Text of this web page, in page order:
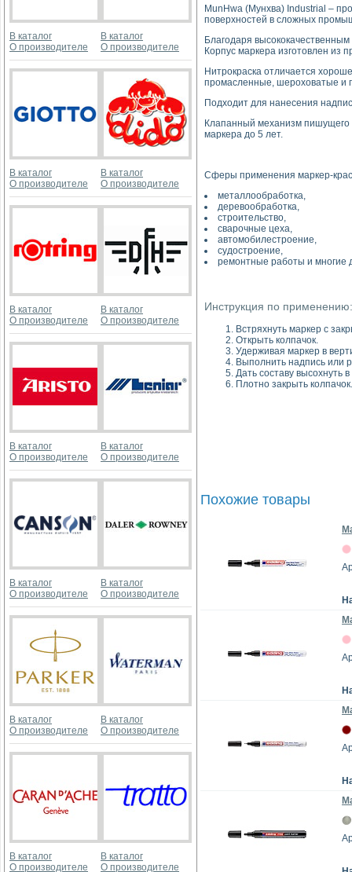
В каталог
О производителе
В каталог
О производителе
В каталог
О производителе
В каталог
О производителе
В каталог
О производителе
В каталог
О производителе
В каталог
О производителе
В каталог
О производителе
В каталог
О производителе
В каталог
О производителе
В каталог
О производителе
В каталог
О производителе
В каталог
О производителе
В каталог
О производителе
MunHwa (Мунхва) Industrial –
поверхностей в сложных
Благодаря
Корпус маркера изготовлен из
Нитрокраска отличается
промасленные, шероховатые и
Подходит для нанесения
Клапанный механизм пишущего
маркера до 5 лет.
Сферы применения маркер-
металлообработка,
деревообработка,
строительство,
сварочные цеха,
автомобилестроение,
судостроение,
ремонтные работы и многие
Инструкция по применению:
Встряхнуть маркер с
Открыть колпачок.
Удерживая маркер в
Выполнить надпись или
Дать составу высохнуть
Плотно закрыть колпачок.
Похожие товары